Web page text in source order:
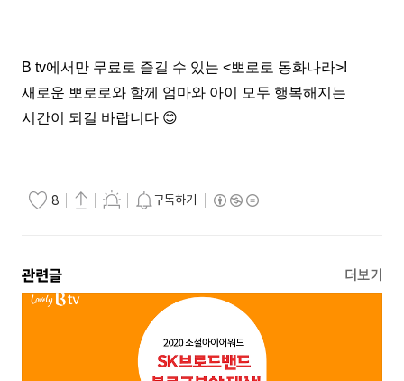
B tv에서만 무료로 즐길 수 있는 <뽀로로 동화나라>!
새로운 뽀로로와 함께 엄마와 아이 모두 행복해지는
시간이 되길 바랍니다 😊
8 구독하기
관련글 더보기